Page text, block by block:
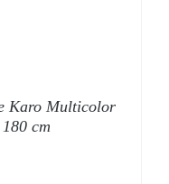
Karo Multicolor
cm